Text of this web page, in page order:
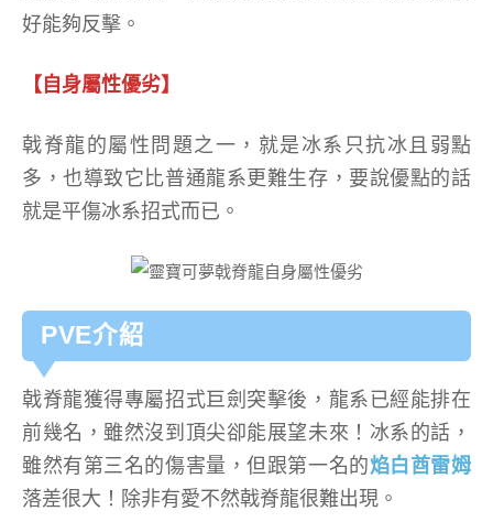
好能夠反擊。
【自身屬性優劣】
戟脊龍的屬性問題之一，就是冰系只抗冰且弱點
多，也導致它比普通龍系更難生存，要說優點的話
就是平傷冰系招式而已。
PVE介紹
戟脊龍獲得專屬招式巨劍突擊後，龍系已經能排在
前幾名，雖然沒到頂尖卻能展望未來！冰系的話，
雖然有第三名的傷害量，但跟第一名的焰白酋雷姆
落差很大！除非有愛不然戟脊龍很難出現。